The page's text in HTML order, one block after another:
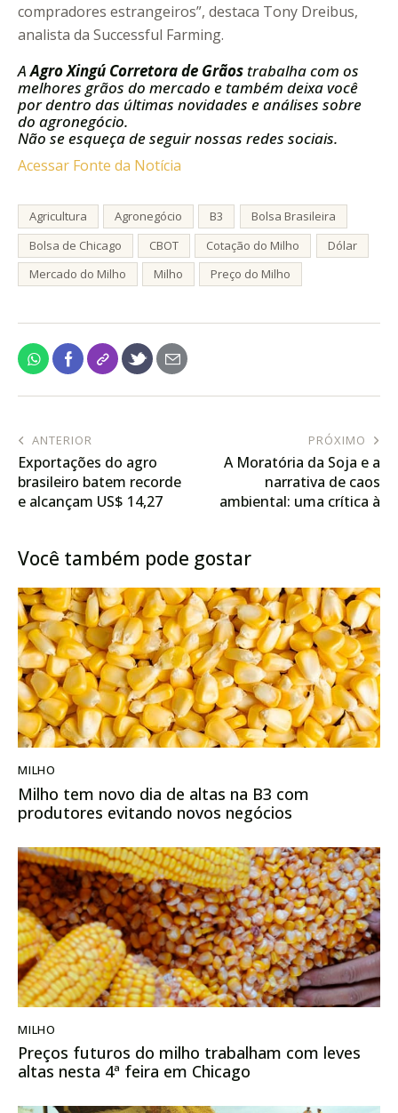
compradores estrangeiros”, destaca Tony Dreibus,
analista da Successful Farming.
AAgro Xingú Corretora de Grãos trabalha com os
melhores grãos do mercado e também deixa você
por dentro das últimas novidades e análises sobre
do agronegócio.
Não se esqueça de seguir nossas redes sociais.
Acessar Fonte da Notícia
Agricultura Agronegócio B3
Bolsa Brasileira
Bolsa de Chicago
CBOT Cotação do Milho
Dólar
Mercado do Milho
Milho Preço do Milho
ANTERIOR
Exportações do agro
brasileiro batem recorde
e alcançam US$ 14,27
PRÓXIMO
A Moratória da Soja e a
narrativa de caos
ambiental: uma crítica à
Você também pode gostar
MILHO
Milho tem novo dia de altas na B3 com
produtores evitando novos negócios
MILHO
Preços futuros do milho trabalham com leves
altas nesta 4ª feira em Chicago